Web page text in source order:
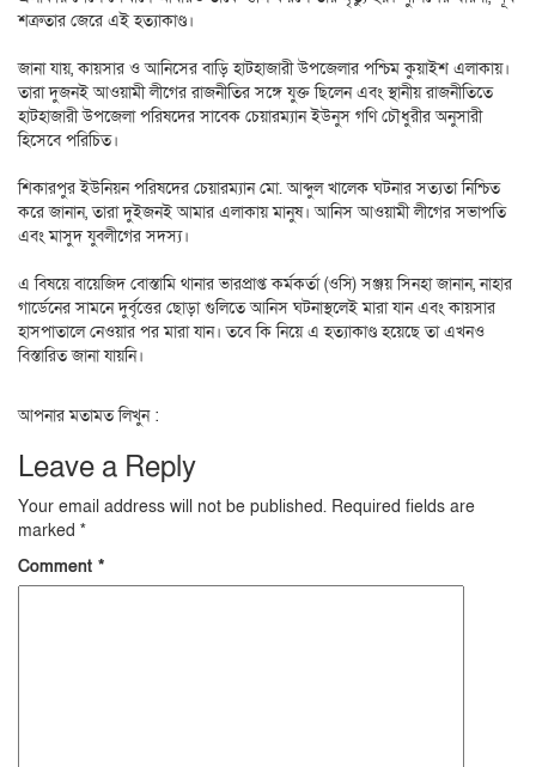
শত্রুতার জেরে এই হত্যাকাণ্ড।
জানা যায়, কায়সার ও আনিসের বাড়ি হাটহাজারী উপজেলার পশ্চিম কুয়াইশ এলাকায়।
তারা দুজনই আওয়ামী লীগের রাজনীতির সঙ্গে যুক্ত ছিলেন এবং স্থানীয় রাজনীতিতে
হাটহাজারী উপজেলা পরিষদের সাবেক চেয়ারম্যান ইউনুস গণি চৌধুরীর অনুসারী
হিসেবে পরিচিত।
শিকারপুর ইউনিয়ন পরিষদের চেয়ারম্যান মো. আব্দুল খালেক ঘটনার সত্যতা নিশ্চিত
করে জানান, তারা দুইজনই আমার এলাকায় মানুষ। আনিস আওয়ামী লীগের সভাপতি
এবং মাসুদ যুবলীগের সদস্য।
এ বিষয়ে বায়েজিদ বোস্তামি থানার ভারপ্রাপ্ত কর্মকর্তা (ওসি) সঞ্জয় সিনহা জানান, নাহার
গার্ডেনের সামনে দুর্বৃত্তের ছোড়া গুলিতে আনিস ঘটনাস্থলেই মারা যান এবং কায়সার
হাসপাতালে নেওয়ার পর মারা যান। তবে কি নিয়ে এ হত্যাকাণ্ড হয়েছে তা এখনও
বিস্তারিত জানা যায়নি।
আপনার মতামত লিখুন :
Leave a Reply
Your email address will not be published. Required fields are
marked *
Comment *